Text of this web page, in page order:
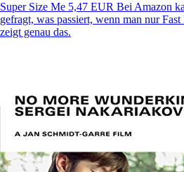
Super Size Me 5,47 EUR Bei Amazon
gefragt, was passiert, wenn man nur
zeigt genau das.